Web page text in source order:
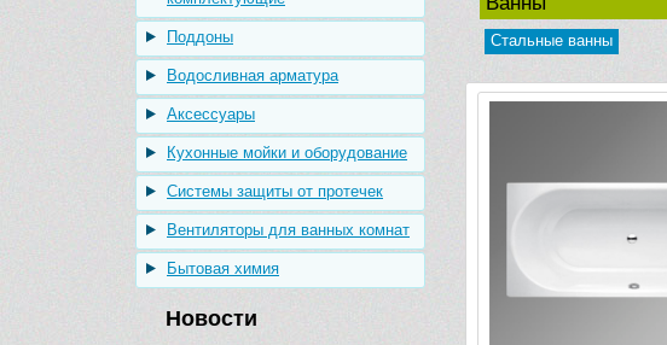
Поддоны
Водосливная арматура
Аксессуары
Кухонные мойки и оборудование
Системы защиты от протечек
Вентиляторы для ванных комнат
Бытовая химия
Новости
Стальные ванны